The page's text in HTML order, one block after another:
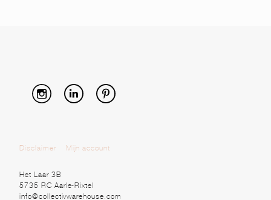
Disclaimer Mijn account
Het Laar 3B
5735 RC Aarle-Rixtel
info@collectivwarehouse.com